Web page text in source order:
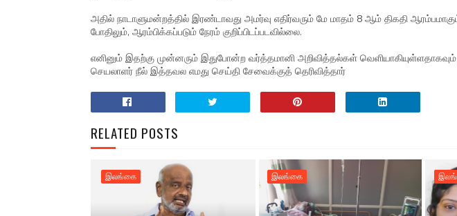
அதில் நாடாளுமன்றத்தில் இரண்டாவது அமர்வு எதிர்வரும் மே மாதம் 8 ஆம் திகதி ஆரம்பமாகும்
போதிலும், ஆரம்பிக்கப்படும் நேரம் குறிப்பிடப்படவில்லை.
எனினும் இதற்கு முன்னரும் இதுபோன்ற வர்த்தமானி அறிவித்தல்கள் வெளியாகியுள்ளதாகவும்
செயலாளர் நீல் இத்தவல எமது செய்தி சேவைக்குத் தெரிவித்தார்
RELATED POSTS
இலங்கை இலங்கை